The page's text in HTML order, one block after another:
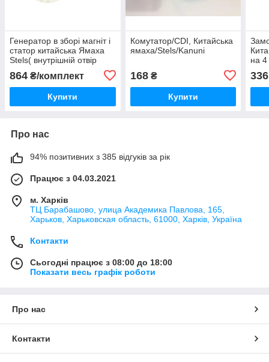
Генератор в зборі магніт і
статор китайська Ямаха
Stels( внутрішній отвір
864 ₴/комплект
Купити
Комутатор/CDI, Китайська
ямаха/Stels/Kanuni
168₴
Купити
на 4
336
Про нас
94% позитивних з 385 відгуків за рік
Працює з 04.03.2021
м. Харків
ТЦ Барабашово, улица Академика Павлова, 165,
Харьков, Харьковская область, 61000, Харків, Україна
Контакти
Сьогодні працює з 08:00 до 18:00
Показати весь графік роботи
Про нас
Контакти